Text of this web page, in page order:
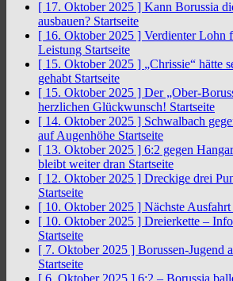
[ 17. Oktober 2025 ] Kann Borussia
ausbauen? Startseite
[ 16. Oktober 2025 ] Verdienter Lohn
Leistung Startseite
[ 15. Oktober 2025 ] „Chrissie“ hätte
gehabt Startseite
[ 15. Oktober 2025 ] Der „Ober-
herzlichen Glückwunsch! Startseite
[ 14. Oktober 2025 ] Schwalbach
auf Augenhöhe Startseite
[ 13. Oktober 2025 ] 6:2 gegen
bleibt weiter dran Startseite
[ 12. Oktober 2025 ] Dreckige drei
Startseite
[ 10. Oktober 2025 ] Nächste
[ 10. Oktober 2025 ] Dreierkette –
Startseite
[ 7. Oktober 2025 ] Borussen-Jugend
Startseite
[ 6. Oktober 2025 ] 6:2 – Borussia